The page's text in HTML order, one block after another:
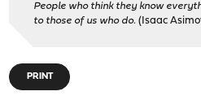
People who think they know
to those of us who do. (Isaac
PRINT